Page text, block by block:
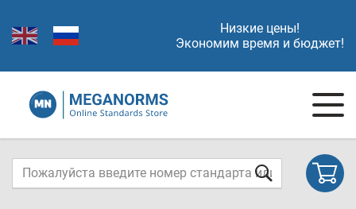
Низкие цены!
Экономим время и бюджет!